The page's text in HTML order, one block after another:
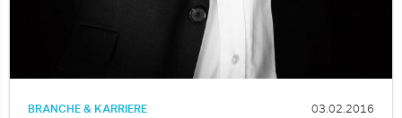
BRANCHE & KARRIERE 03.02.2016